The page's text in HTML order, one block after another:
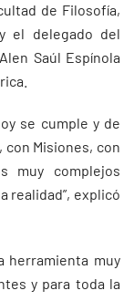
de Filosofía,
el delegado del
Saúl Espínola
se cumple y de
con Misiones, con
muy complejos
realidad”, explicó
herramienta muy
y para toda la